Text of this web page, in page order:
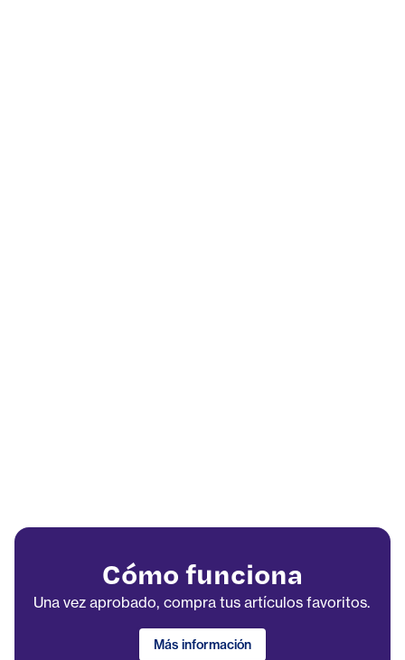
Cómo funciona
Una vez aprobado, compra tus artículos favoritos.
Más información